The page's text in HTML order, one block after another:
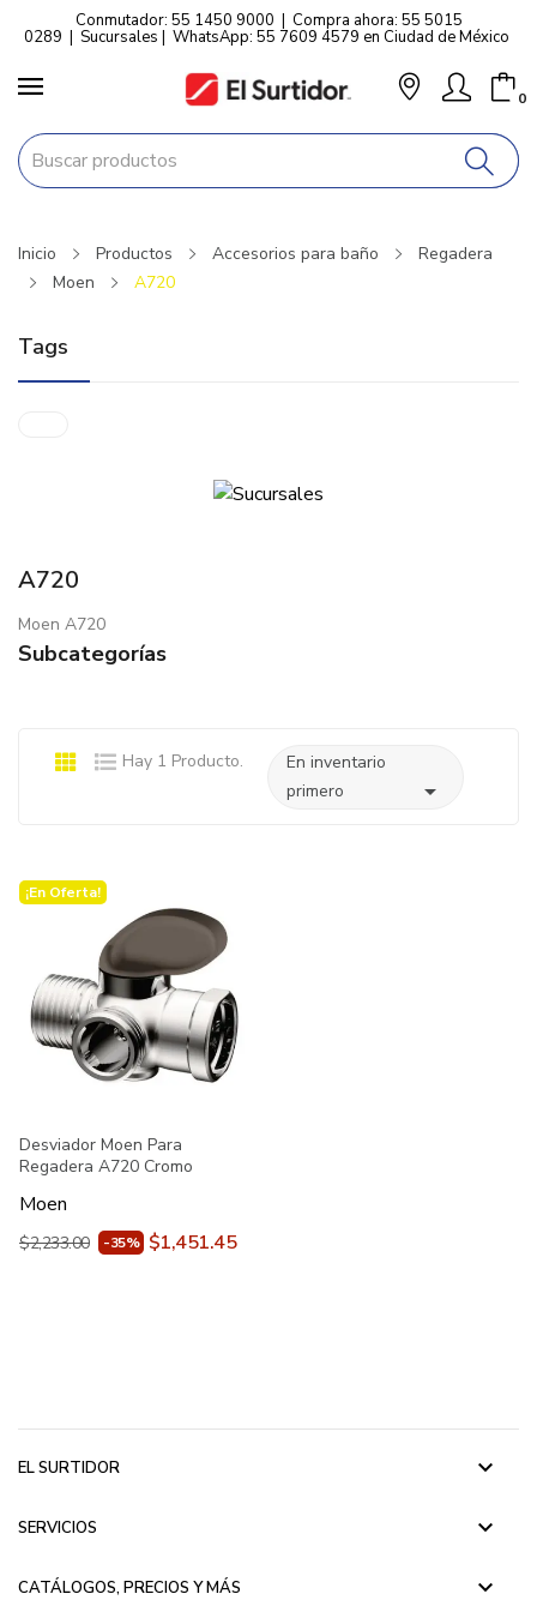
Conmutador: 55 1450 9000 | Compra ahora: 55 5015
0289 | Sucursales | WhatsApp: 55 7609 4579 en Ciudad de México
0
Inicio Productos Accesorios para baño
Regadera
Moen
A720
Tags
A720
Moen A720
Subcategorías
Hay 1 Producto.
En inventario
primero

¡En Oferta!
Desviador Moen Para
Regadera A720 Cromo
Moen
$2,233.00 -35% $1,451.45
EL SURTIDOR keyboard_arrow_down
SERVICIOS keyboard_arrow_down
CATÁLOGOS, PRECIOS Y MÁS keyboard_arrow_down